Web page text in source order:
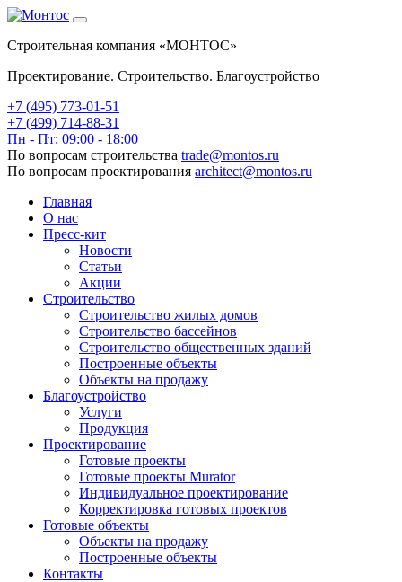
Строительная компания «МОНТОС»
Проектирование. Строительство. Благоустройство
+7 (495) 773-01-51
+7 (499) 714-88-31
Пн - Пт: 09:00 - 18:00
По вопросам строительства trade@montos.ru
По вопросам проектирования architect@montos.ru
Главная
О нас
Пресс-кит
Новости
Статьи
Акции
Строительство
Строительство жилых домов
Строительство бассейнов
Строительство общественных зданий
Построенные объекты
Объекты на продажу
Благоустройство
Услуги
Продукция
Проектирование
Готовые проекты
Готовые проекты Murator
Индивидуальное проектирование
Корректировка готовых проектов
Готовые объекты
Объекты на продажу
Построенные объекты
Контакты